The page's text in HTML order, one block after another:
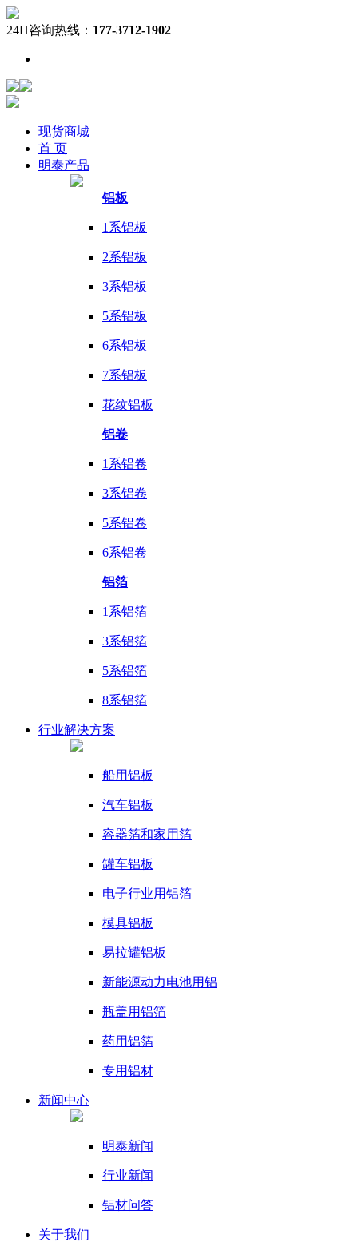
24H咨询热线： 177-3712-1902
现货商城
首 页
明泰产品
铝板
1系铝板
2系铝板
3系铝板
5系铝板
6系铝板
7系铝板
花纹铝板
铝卷
1系铝卷
3系铝卷
5系铝卷
6系铝卷
铝箔
1系铝箔
3系铝箔
5系铝箔
8系铝箔
行业解决方案
船用铝板
汽车铝板
容器箔和家用箔
罐车铝板
电子行业用铝箔
模具铝板
易拉罐铝板
新能源动力电池用铝
瓶盖用铝箔
药用铝箔
专用铝材
新闻中心
明泰新闻
行业新闻
铝材问答
关于我们